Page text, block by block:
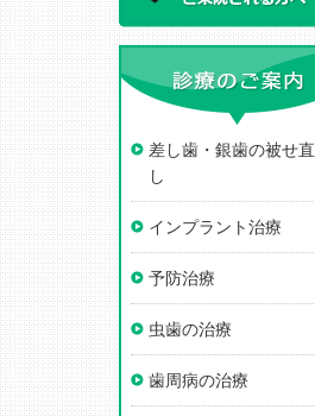
差し歯・銀歯の被せ直
し
インプラント治療
予防治療
虫歯の治療
歯周病の治療